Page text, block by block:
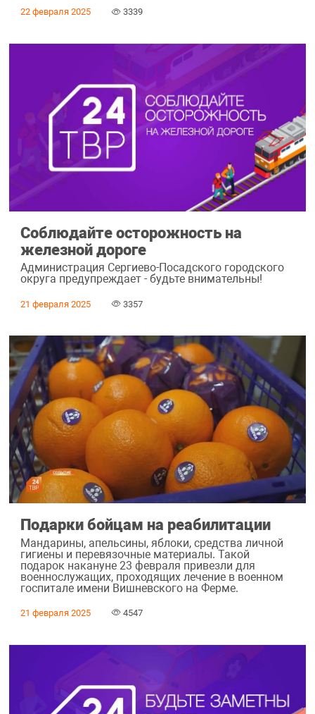
22 февраля 2025 3339
Соблюдайте осторожность на
железной дороге
Администрация Сергиево-Посадского городского
округа предупреждает - будьте внимательны!
21 февраля 2025 3357
Подарки бойцам на реабилитации
Мандарины, апельсины, яблоки, средства личной
гигиены и перевязочные материалы. Такой
подарок накануне 23 февраля привезли для
военнослужащих, проходящих лечение в военном
госпитале имени Вишневского на Ферме.
21 февраля 2025 4547